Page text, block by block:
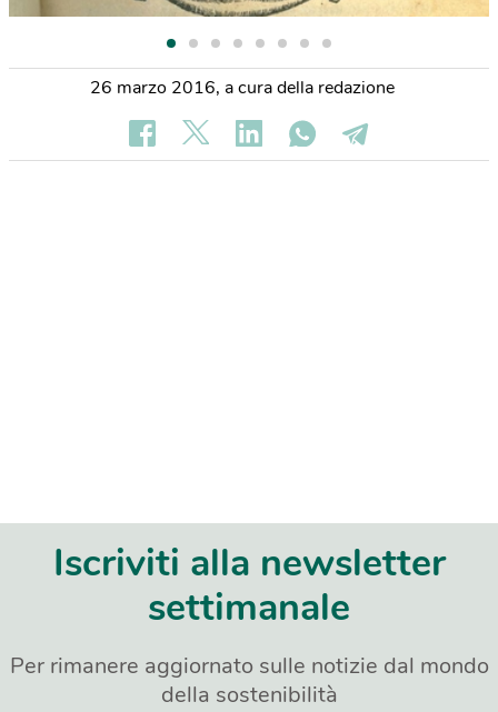
26 marzo 2016, a cura della redazione
Iscriviti alla newsletter
settimanale
Per rimanere aggiornato sulle notizie dal mondo
della sostenibilità